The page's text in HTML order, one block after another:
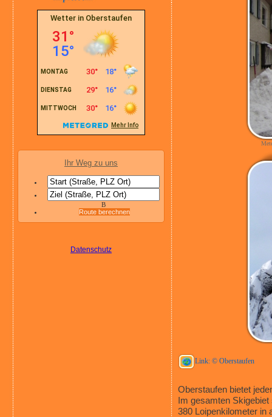
Ihr Weg zu uns
B
Route berechnen
Datenschutz
Link: © Oberstaufen
Oberstaufen bietet
Im gesamten
380 Loipenkilometer in